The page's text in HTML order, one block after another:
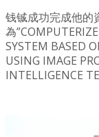
钱铖成功完成他的
為
SYSTEM BASED
USING IMAGE
INTELLIGENCE